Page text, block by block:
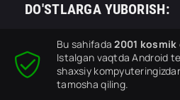
DO'STLARGA YUBORISH:
Bu sahifada2001
Istalgan vaqtda Android
shaxsiy
tamosha qiling.